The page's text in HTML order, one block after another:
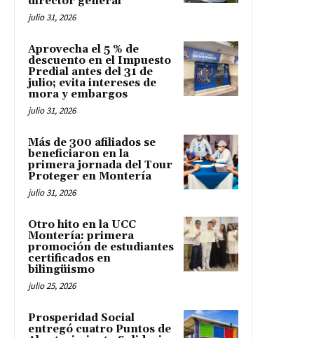
julio 31, 2026
Aprovecha el 5 % de
descuento en el Impuesto
Predial antes del 31 de
julio; evita intereses de
mora y embargos
julio 31, 2026
Más de 300 afiliados se
beneficiaron en la
primera jornada del Tour
Proteger en Montería
julio 31, 2026
Otro hito en la UCC
Montería: primera
promoción de estudiantes
certificados en
bilingüismo
julio 25, 2026
Prosperidad Social
entregó cuatro Puntos de